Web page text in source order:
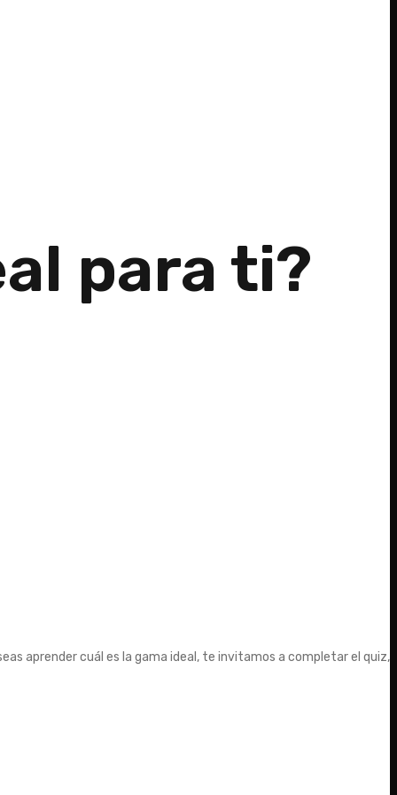
para ti?​
aprender cuál es la gama ideal, te invitamos a completar el quiz,